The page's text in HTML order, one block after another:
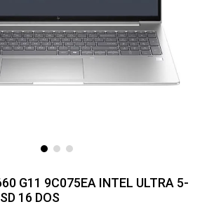
G11 9C075EA INTEL ULTRA 5-
16 DOS